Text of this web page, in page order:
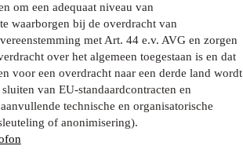
om een adequaat niveau van
waarborgen bij de overdracht van
met Art. 44 e.v. AVG en zorgen
over het algemeen toegestaan is en dat
voor een overdracht naar een derde land wordt
van EU-standaardcontracten en
technische en organisatorische
of anonimisering).